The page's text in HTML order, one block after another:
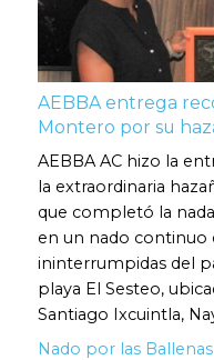
AEBBA entrega
Montero por su
AEBBA AC hizo la
la extraordinaria
que completó la
en un nado continuo
ininterrumpidas del
playa El Sesteo,
Santiago Ixcuintla,
Nado por las Ballenas